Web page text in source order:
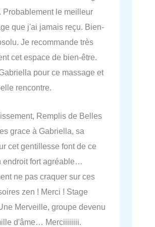
Probablement le meilleur
que j'ai jamais reçu. Bien-
Je recommande très
cet espace de bien-être.
pour ce massage et
rencontre.
Remplis de Belles
grace à Gabriella, sa
cet gentillesse font de ce
endroit fort agréable…
ne pas craquer sur ces
zen ! Merci ! Stage
Merveille, groupe devenu
d'âme… Merciiiiiiii.